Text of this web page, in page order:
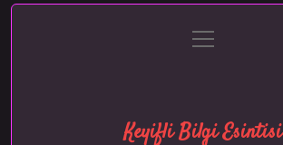
Gizlilik Politikası
menüyü
aç
Keyifli Bilgi Esintisi